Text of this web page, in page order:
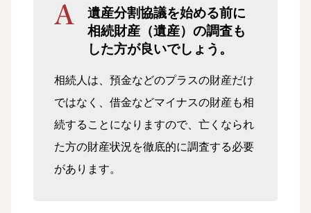
遺産分割協議を始める前に
相続財産（遺産）の調査も
した方が良いでしょう。
相続人は、預金などのプラスの財産だけ
ではなく、借金などマイナスの財産も相
続することになりますので、亡くなられ
た方の財産状況を徹底的に調査する必要
があります。